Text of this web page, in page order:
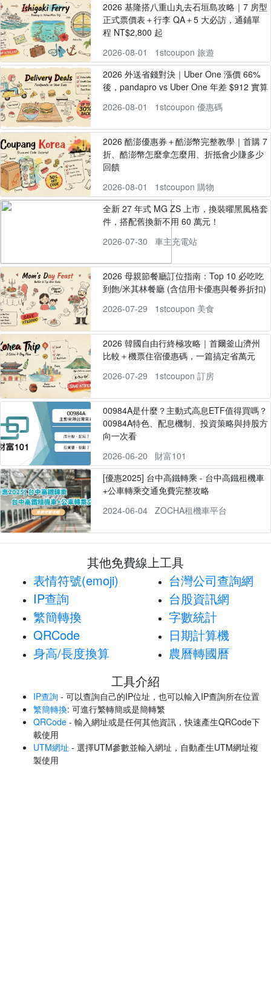
2026 基隆搭八重山丸去石垣島攻略｜7 房型
正式票價表＋行李 QA＋5 大必訪，通鋪單
程 NT$2,800 起
2026-08-01
1stcoupon 旅遊
2026 外送省錢對決｜Uber One 漲價 66%
後，pandapro vs Uber One 年差 $912 實算
2026-08-01
1stcoupon 優惠碼
2026 酷澎優惠券＋酷澎幣完整教學｜首購 7
折、酷澎幣怎麼拿怎麼用、折抵會少賺多少
回饋
2026-08-01
1stcoupon 購物
全新 27 年式 MG ZS 上市，換裝曜黑風格套
件，搭配舊換新不用 60 萬元！
2026-07-30
車主充電站
2026 母親節餐廳訂位指南：Top 10 必吃吃
到飽/米其林餐廳 (含信用卡優惠與餐券折扣)
2026-07-29
1stcoupon 美食
2026 韓國自由行終極攻略｜首爾釜山濟州
比較＋機票住宿優惠碼，一篇搞定省萬元
2026-07-29
1stcoupon 訂房
00984A是什麼？主動式高息ETF值得買嗎？
00984A特色、配息機制、投資策略與持股方
向一次看
2026-06-20
財富101
[優惠2025] 台中高鐵轉乘 - 台中高鐵租機車
+公車轉乘交通免費完整攻略
2024-06-04
ZOCHA租機車平台
其他免費線上工具
表情符號(emoji)
IP查詢
繁簡轉換
QRCode
身高/長度換算
台灣公司查詢網
台股資訊網
字數統計
日期計算機
農曆轉國曆
工具介紹
IP查詢 - 可以查詢自己的IP位址，也可以輸入IP查詢所在位置
繁簡轉換: 可進行繁轉簡或是簡轉繁
QRCode - 輸入網址或是任何其他資訊，快速產生QRCode下
載使用
UTM網址 - 選擇UTM參數並輸入網址，自動產生UTM網址複
製使用